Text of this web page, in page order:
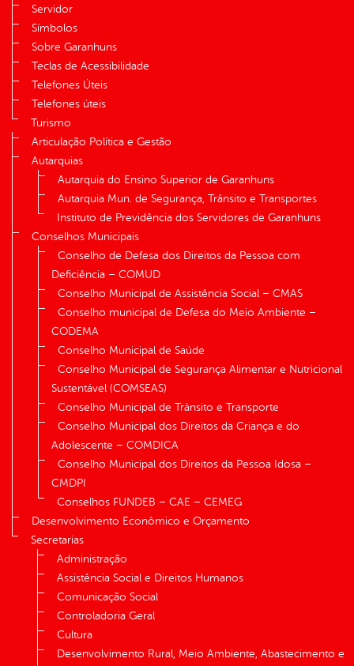
Servidor
Símbolos
Sobre Garanhuns
Teclas de Acessibilidade
Telefones Úteis
Telefones úteis
Turismo
Articulação Política e Gestão
Autarquias
Autarquia do Ensino Superior de Garanhuns
Autarquia Mun. de Segurança, Trânsito e Transportes
Instituto de Previdência dos Servidores de Garanhuns
Conselhos Municipais
Conselho de Defesa dos Direitos da Pessoa com
Deficiência – COMUD
Conselho Municipal de Assistência Social – CMAS
Conselho municipal de Defesa do Meio Ambiente –
CODEMA
Conselho Municipal de Saúde
Conselho Municipal de Segurança Alimentar e Nutricional
Sustentável (COMSEAS)
Conselho Municipal de Trânsito e Transporte
Conselho Municipal dos Direitos da Criança e do
Adolescente – COMDICA
Conselho Municipal dos Direitos da Pessoa Idosa –
CMDPI
Conselhos FUNDEB – CAE – CEMEG
Desenvolvimento Econômico e Orçamento
Secretarias
Administração
Assistência Social e Direitos Humanos
Comunicação Social
Controladoria Geral
Cultura
Desenvolvimento Rural, Meio Ambiente, Abastecimento e